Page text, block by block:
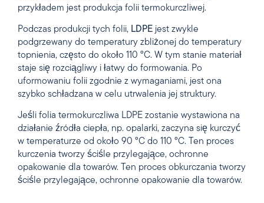
przykładem jest produkcja folii termokurczliwej.
Podczas produkcji tych folii, LDPE jest zwykle
podgrzewany do temperatury zbliżonej do temperatury
topnienia, często do około 110 °C. W tym stanie materiał
staje się rozciągliwy i łatwy do formowania. Po
uformowaniu folii zgodnie z wymaganiami, jest ona
szybko schładzana w celu utrwalenia jej struktury.
Jeśli folia termokurczliwa LDPE zostanie wystawiona na
działanie źródła ciepła, np. opalarki, zaczyna się kurczyć
w temperaturze od około 90 °C do 110 °C. Ten proces
kurczenia tworzy ściśle przylegające, ochronne
opakowanie dla towarów. Ten proces obkurczania tworzy
ściśle przylegające, ochronne opakowanie dla towarów.